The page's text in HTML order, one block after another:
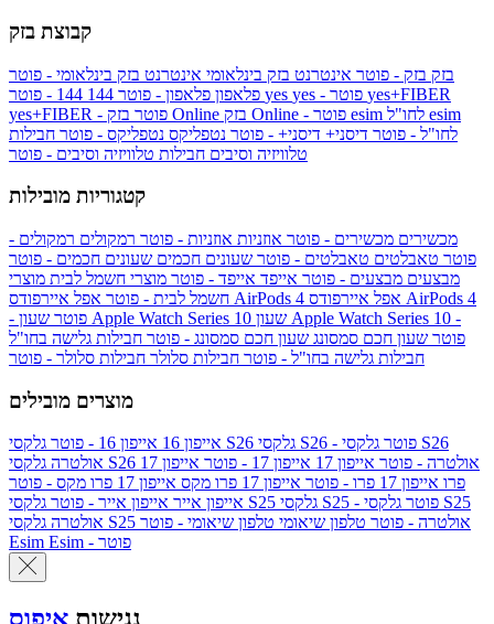
קבוצת בזק
בזק בזק - פוטר אינטרנט בזק בינלאומי אינטרנט בזק בינלאומי - פוטר
פלאפון פלאפון - פוטר 144 yes
yes+FIBER
yes+FIBER - פוטר בזק Online
esim
לחו"ל - פוטר דיסני+ דיסני+ - פוטר נטפליקס נטפליקס - פוטר חבילות
טלוויזיה וסיבים חבילות טלוויזיה וסיבים - פוטר
קטגוריות מובילות
מכשירים מכשירים - פוטר אוזניות אוזניות - פוטר רמקולים רמקולים -
פוטר טאבלטים טאבלטים - פוטר שעונים חכמים שעונים חכמים - פוטר
מבצעים מבצעים - פוטר אייפד אייפד - פוטר מוצרי חשמל לבית מוצרי
חשמל לבית - פוטר אפל איירפודס AirPods 4 אפל איירפודס AirPods 4
- פוטר שעון Apple Watch Series 10 שעון Apple Watch Series 10 -
פוטר שעון חכם סמסונג שעון חכם סמסונג - פוטר חבילות גלישה בחו"ל
חבילות גלישה בחו"ל - פוטר חבילות סלולר חבילות סלולר - פוטר
מוצרים מובילים
אייפון 16 אייפון 16 - פוטר גלקסי S26 גלקסי S26 - פוטר גלקסי S26
אולטרה
גלקסי S26 אולטרה - פוטר אייפון 17 אייפון 17 - פוטר
אייפון 17
פרו אייפון 17 פרו - פוטר אייפון 17 פרו מקס
אייפון 17 פרו מקס - פוטר
אייפון אייר אייפון אייר - פוטר גלקסי S25 גלקסי S25 - פוטר גלקסי S25
אולטרה
גלקסי S25 אולטרה - פוטר טלפון שיאומי טלפון שיאומי - פוטר
Esim
Esim - פוטר